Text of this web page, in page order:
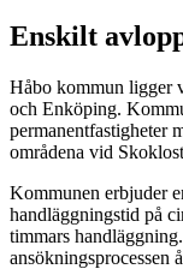
Enskilt
Håbo kommun ligger
och Enköping.
permanentfastigheter
områdena vid
Kommunen erbjuder
handläggningstid på
timmars
ansökningsprocessen